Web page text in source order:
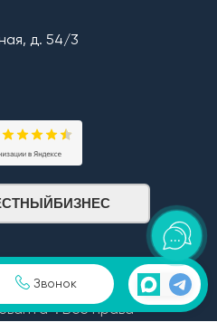
Звонок
д. 54/3
Все права